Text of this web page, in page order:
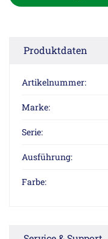
Produktdaten
Artikelnummer:
Marke:
Serie:
Ausführung:
Farbe: